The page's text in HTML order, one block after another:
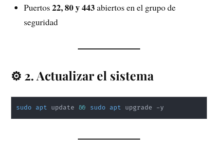
Puertos22, 80 y 443abiertos en el grupo de
seguridad
⚙️ 2. Actualizar el sistema
sudo apt update && sudo apt upgrade -y